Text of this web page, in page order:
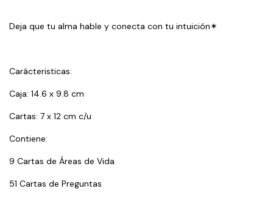
Deja que tu alma hable y conecta con tu intuición✶
Carácteristicas:
Caja: 14.6 x 9.8 cm
Cartas: 7 x 12 cm c/u
Contiene:
9 Cartas de Áreas de Vida
51 Cartas de Preguntas